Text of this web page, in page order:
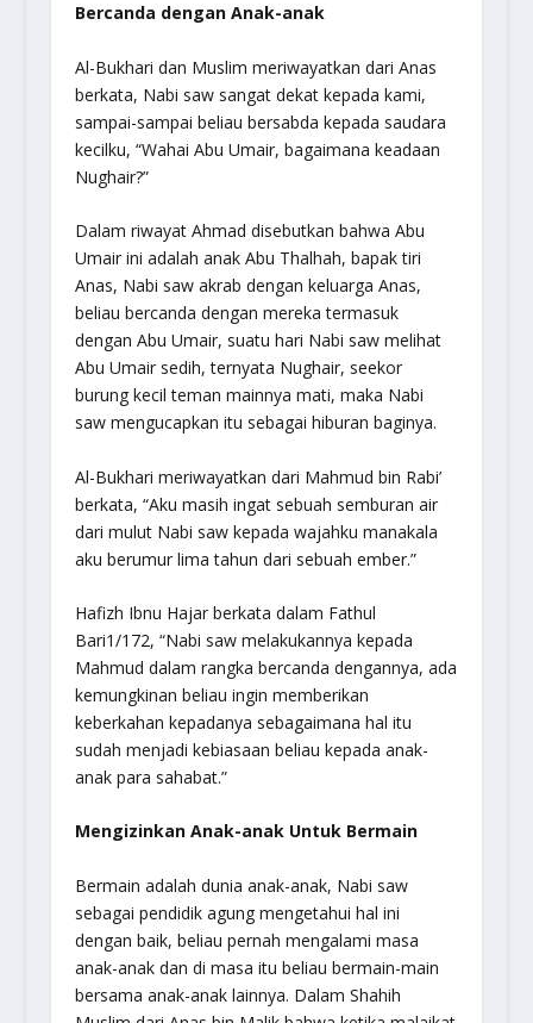
Bercanda dengan Anak-anak
Al-Bukhari dan Muslim meriwayatkan dari Anas
berkata, Nabi saw sangat dekat kepada kami,
sampai-sampai beliau bersabda kepada saudara
kecilku, “Wahai Abu Umair, bagaimana keadaan
Nughair?”
Dalam riwayat Ahmad disebutkan bahwa Abu
Umair ini adalah anak Abu Thalhah, bapak tiri
Anas, Nabi saw akrab dengan keluarga Anas,
beliau bercanda dengan mereka termasuk
dengan Abu Umair, suatu hari Nabi saw melihat
Abu Umair sedih, ternyata Nughair, seekor
burung kecil teman mainnya mati, maka Nabi
saw mengucapkan itu sebagai hiburan baginya.
Al-Bukhari meriwayatkan dari Mahmud bin Rabi’
berkata, “Aku masih ingat sebuah semburan air
dari mulut Nabi saw kepada wajahku manakala
aku berumur lima tahun dari sebuah ember.”
Hafizh Ibnu Hajar berkata dalam Fathul
Bari1/172, “Nabi saw melakukannya kepada
Mahmud dalam rangka bercanda dengannya, ada
kemungkinan beliau ingin memberikan
keberkahan kepadanya sebagaimana hal itu
sudah menjadi kebiasaan beliau kepada anak-
anak para sahabat.”
Mengizinkan Anak-anak Untuk Bermain
Bermain adalah dunia anak-anak, Nabi saw
sebagai pendidik agung mengetahui hal ini
dengan baik, beliau pernah mengalami masa
anak-anak dan di masa itu beliau bermain-main
bersama anak-anak lainnya. Dalam Shahih